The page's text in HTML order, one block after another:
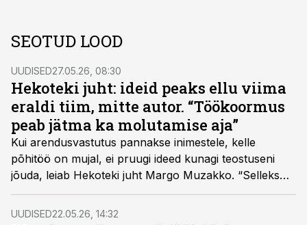
SEOTUD LOOD
UUDISED27.05.26, 08:30
Hekoteki juht: ideid peaks ellu viima
eraldi tiim, mitte autor. “Töökoormus
peab jätma ka molutamise aja”
Kui arendusvastutus pannakse inimestele, kelle
põhitöö on mujal, ei pruugi ideed kunagi teostuseni
jõuda, leiab Hekoteki juht Margo Muzakko. “Selleks
peaks olema eraldi meeskond, kes asjad ellu viib,”
usub ta.
UUDISED22.05.26, 14:32